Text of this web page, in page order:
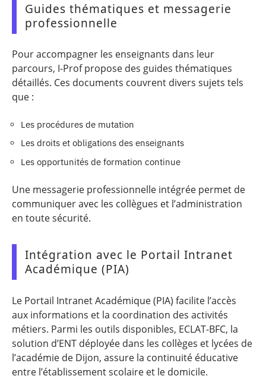
Guides thématiques et messagerie
professionnelle
Pour accompagner les enseignants dans leur
parcours, I-Prof propose des guides thématiques
détaillés. Ces documents couvrent divers sujets tels
que :
Les procédures de mutation
Les droits et obligations des enseignants
Les opportunités de formation continue
Une messagerie professionnelle intégrée permet de
communiquer avec les collègues et l’administration
en toute sécurité.
Intégration avec le Portail Intranet
Académique (PIA)
Le Portail Intranet Académique (PIA) facilite l’accès
aux informations et la coordination des activités
métiers. Parmi les outils disponibles, ECLAT-BFC, la
solution d’ENT déployée dans les collèges et lycées de
l’académie de Dijon, assure la continuité éducative
entre l’établissement scolaire et le domicile.